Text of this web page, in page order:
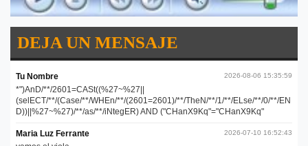
DEJA UN MENSAJE